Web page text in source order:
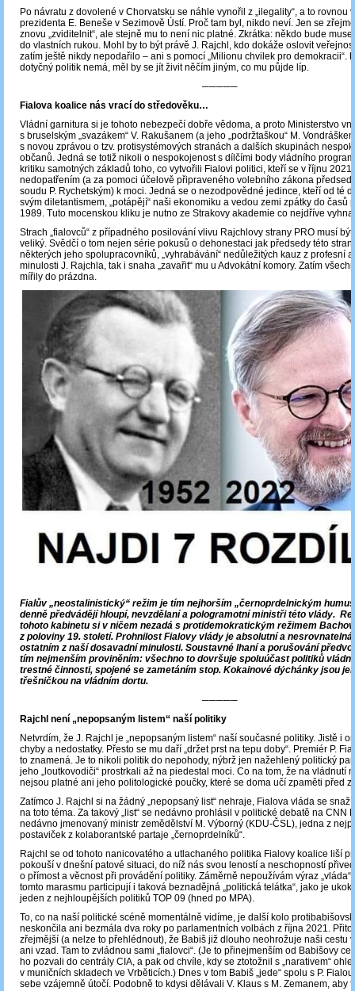
Po návratu z dovolené v Chorvatsku se náhle vynořil z „ilegality“, a to rovnou
prezidenta E. Beneše v Sezimově Ústí. Proč tam byl, nikdo neví. Jen se
znovu „zviditelnit“, ale stejně mu to není nic platné. Zkrátka: někdo bude
do vlastních rukou. Mohl by to být právě J. Rajchl, kdo dokáže oslovit
zatím ještě nikdy nepodařilo – ani s pomocí „Milionu chvilek pro demokracii“.
dotyčný politik nemá, měl by se jít živit něčím jiným, co mu půjde líp.
─────
Fialova koalice nás vrací do středověku…
Vládní garnitura si je tohoto nebezpečí dobře vědoma, a proto Ministerstvo
s bruselským „svazákem“ V. Rakušanem (a jeho „podržtaškou“ M.
s novou zprávou o tzv. protisystémových stranách a dalších skupinách
občanů. Jedná se totiž nikoli o nespokojenost s dílčími body vládního
kritiku samotných základů toho, co vytvořili Fialovi politici, kteří se v říjnu 2021
nedopatřením (a za pomoci účelově připraveného volebního zákona
soudu P. Rychetským) k moci. Jedná se o nezodpovědné jedince, kteří od té
svým diletantismem, „potápějí“ naši ekonomiku a vedou zemi zpátky do časů
1989. Tuto mocenskou kliku je nutno ze Strakovy akademie co nejdříve
Strach „fialovců“ z případného posilování vlivu Rajchlovy strany PRO musí
veliký. Svědčí o tom nejen série pokusů o dehonestaci jak předsedy této
některých jeho spolupracovníků, „vyhrabávání“ nedůležitých kauz z profesní
minulosti J. Rajchla, tak i snaha „zavařit“ mu u Advokátní komory. Zatím
mířily do prázdna.
Fialův „neostalinistický“ režim je tím nejhorším „černoprdelnickým
denně předvádějí hloupí, nevzdělaní a pologramotní ministři této vlády.
tohoto kabinetu si v ničem nezadá s protidemokratickým režimem
z poloviny 19. století. Prohnilost Fialovy vlády je absolutní a
ostatním z naší dosavadní minulosti. Soustavné lhaní a porušování
tím nejmenším proviněním: všechno to dovršuje spoluúčast politiků
trestné činnosti, spojené se zametáním stop. Kokainové dýchánky jsou
třešničkou na vládním dortu.
─────
Rajchl není „nepopsaným listem“ naší politiky
Netvrdím, že J. Rajchl je „nepopsaným listem“ naší současné politiky. Jistě i
chyby a nedostatky. Přesto se mu daří „držet prst na tepu doby“. Premiér P.
to znamená. Je to nikoli politik do nepohody, nýbrž jen nažehlený politický
jeho „loutkovodiči“ prostrkali až na piedestal moci. Co na tom, že na vládnutí
nejsou platné ani jeho politologické poučky, které se doma učí zpaměti před
Zatímco J. Rajchl si na žádný „nepopsaný list“ nehraje, Fialova vláda se snaží
na toto téma. Za takový „list“ se nedávno prohlásil v politické debatě na CNN
nedávno jmenovaný ministr zemědělství M. Výborný (KDU-ČSL), jedna z
postaviček z kolaborantské partaje „černoprdelníků“.
Rajchl se od tohoto nanicovatého a utlachaného politika Fialovy koalice liší
pokouší v dnešní patové situaci, do níž nás svou leností a neschopností
o přímost a věcnost při provádění politiky. Záměrně nepoužívám výraz
tomto marasmu participují i taková beznadějná „politická telátka“, jako je
jeden z nejhloupějších politiků TOP 09 (hned po MPA).
To, co na naší politické scéně momentálně vidíme, je další kolo
neskončila ani bezmála dva roky po parlamentních volbách z října 2021.
zřejmější (a nelze to přehlédnout), že Babiš již dlouho neohrožuje naši cestu
ani vzad. Tam to zvládnou sami „fialovci“. (Je to přinejmenším od Babišovy
ho pozvali do centrály CIA, a pak od chvíle, kdy se ztotožnil s „narativem“
v muničních skladech ve Vrběticích.) Dnes v tom Babiš „jede“ spolu s P.
sebe vzájemně útočí. Podobně to kdysi dělávali V. Klaus s M. Zemanem, aby